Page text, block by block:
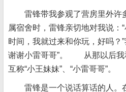
雷锋带我参观了营房里外许
属宿舍时，雷锋亲切地对我说：
时间，我就过来和你玩，好吗？”
谢谢小雷哥哥”。 从那以后我
互称“小王妹妹”、“小雷哥哥”。
雷锋是一个说话算话的人。